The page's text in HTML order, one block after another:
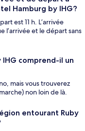
Hamburg by IHG?
est 11 h. L’arrivée
l’arrivée et le départ sans
comprend-il un
mais vous trouverez
non loin de là.
entourant Ruby